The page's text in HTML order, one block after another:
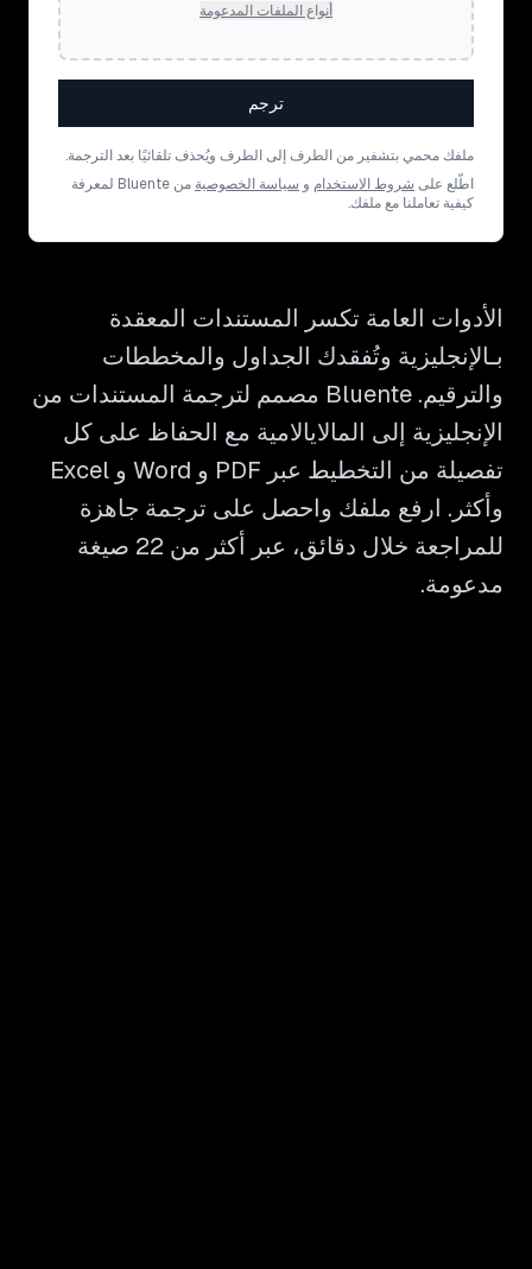
أنواع الملفات المدعومة
ترجم
ملفك محمي بتشفير من الطرف إلى الطرف ويُحذف تلقائيًا بعد الترجمة.
اطّلع على شروط الاستخدام و سياسة الخصوصية
من Bluente لمعرفة
كيفية تعاملنا مع ملفك.
الأدوات العامة تكسر المستندات المعقدة
بـالإنجليزية وتُفقدك الجداول والمخططات
والترقيم. Bluente مصمم لترجمة المستندات من
الإنجليزية إلى المالايالامية مع الحفاظ على كل
تفصيلة من التخطيط عبر PDF و Word و Excel
وأكثر. ارفع ملفك واحصل على ترجمة جاهزة
للمراجعة خلال دقائق، عبر أكثر من 22 صيغة
مدعومة.